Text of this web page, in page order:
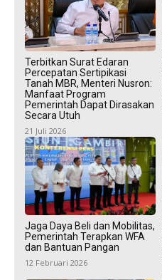
Terbitkan Surat Edaran
Percepatan Sertipikasi
Tanah MBR, Menteri Nusron:
Manfaat Program
Pemerintah Dapat Dirasakan
Secara Utuh
21 Juli 2026
Jaga Daya Beli dan Mobilitas,
Pemerintah Terapkan WFA
dan Bantuan Pangan
12 Februari 2026